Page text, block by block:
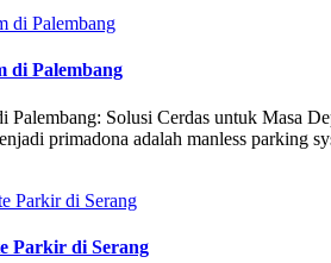
di Palembang
Palembang: Solusi Cerdas untuk Masa
primadona adalah manless parking
Parkir di Serang